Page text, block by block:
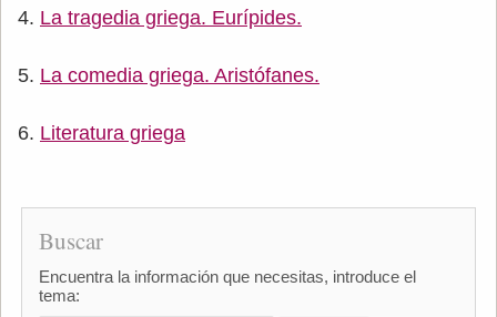
La tragedia griega. Eurípides.
La comedia griega. Aristófanes.
Literatura griega
Buscar
Encuentra la información que necesitas, introduce el
tema: